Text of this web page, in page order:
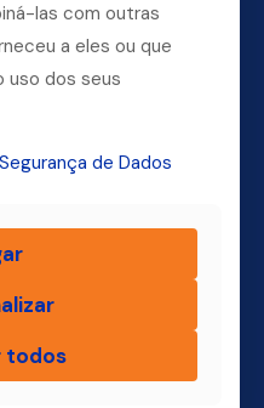
a nossa central.
las com outras
a eles ou que
uso dos seus
de Dados
todos